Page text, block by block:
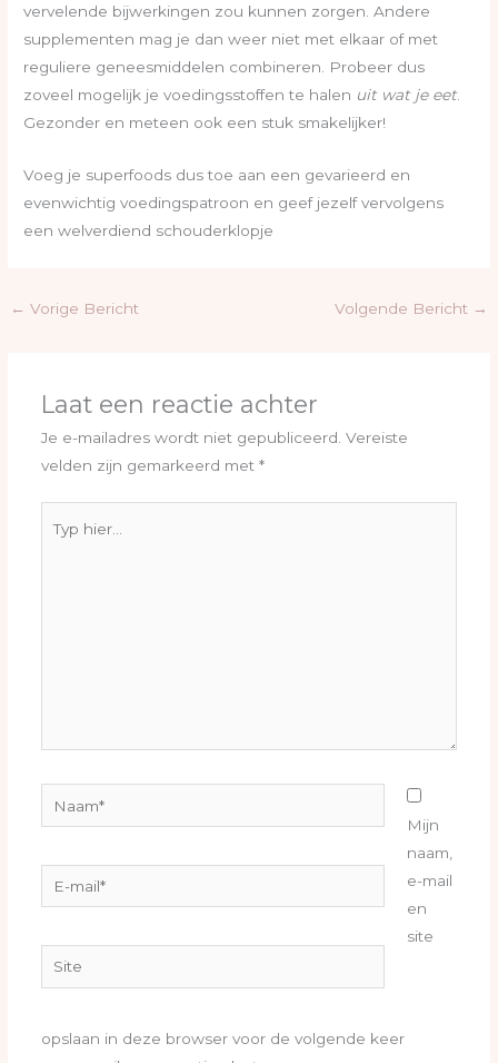
vervelende bijwerkingen zou kunnen zorgen. Andere
supplementen mag je dan weer niet met elkaar of met
reguliere geneesmiddelen combineren. Probeer dus
zoveel mogelijk je voedingsstoffen te halen uit wat je eet.
Gezonder en meteen ook een stuk smakelijker!
Voeg je superfoods dus toe aan een gevarieerd en
evenwichtig voedingspatroon en geef jezelf vervolgens
een welverdiend schouderklopje
← Vorige Bericht Volgende Bericht →
Laat een reactie achter
Je e-mailadres wordt niet gepubliceerd. Vereiste
velden zijn gemarkeerd met *
hier...
mail*
Site
Mijn
naam,
e-mail
en
site
opslaan in deze browser voor de volgende keer